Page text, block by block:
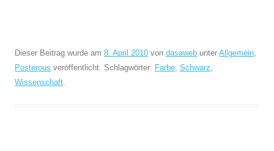
Dieser Beitrag wurde am 8. April 2010 von dasaweb unter Allgemein,
Posterous veröffentlicht. Schlagwörter: Farbe, Schwarz,
Wissenschaft.